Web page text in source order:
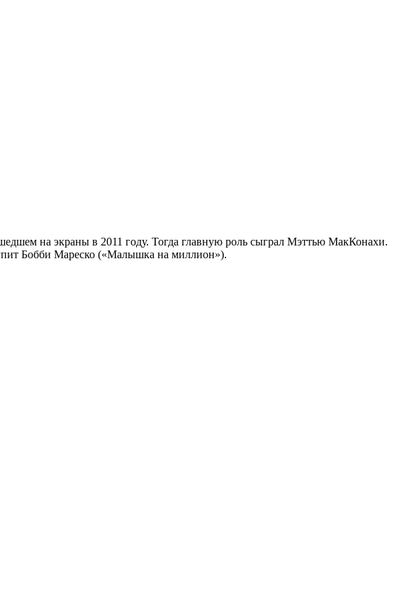
на экраны в 2011 году. Тогда главную роль сыграл Мэттью МакКонахи.
Бобби Мареско («Малышка на миллион»).